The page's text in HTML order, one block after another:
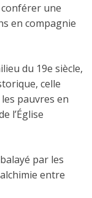
une
en compagnie
du 19e siècle,
celle
pauvres en
l’Église
par les
entre